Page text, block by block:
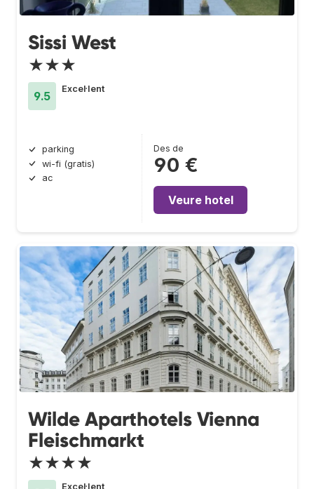
Sissi West
★★★
9.5
Excel·lent
parking
wi-fi (gratis)
ac
Des de
90 €
Veure hotel
Wilde Aparthotels Vienna
Fleischmarkt
★★★★
Excel·lent